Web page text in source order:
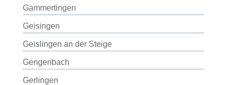
Gammertingen
Geisingen
Geislingen an der Steige
Gengenbach
Gerlingen